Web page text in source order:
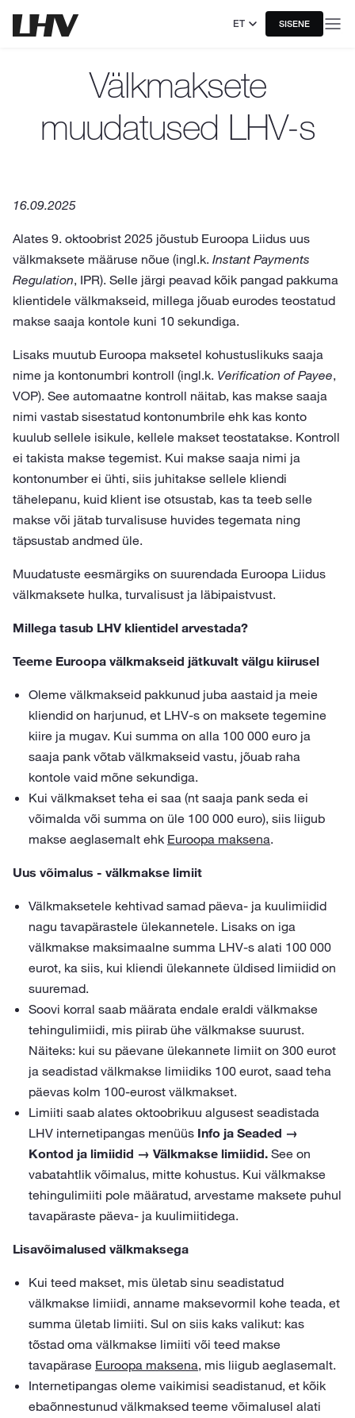
ET SISENE
Välkmaksete
muudatused LHV-s
16.09.2025
Alates 9. oktoobrist 2025 jõustub Euroopa Liidus uus
välkmaksete määruse nõue (ingl.k. Instant Payments
Regulation, IPR). Selle järgi peavad kõik pangad pakkuma
klientidele välkmakseid, millega jõuab eurodes teostatud
makse saaja kontole kuni 10 sekundiga.
Lisaks muutub Euroopa maksetel kohustuslikuks saaja
nime ja kontonumbri kontroll (ingl.k. Verification of Payee,
VOP). See automaatne kontroll näitab, kas makse saaja
nimi vastab sisestatud kontonumbrile ehk kas konto
kuulub sellele isikule, kellele makset teostatakse. Kontroll
ei takista makse tegemist. Kui makse saaja nimi ja
kontonumber ei ühti, siis juhitakse sellele kliendi
tähelepanu, kuid klient ise otsustab, kas ta teeb selle
makse või jätab turvalisuse huvides tegemata ning
täpsustab andmed üle.
Muudatuste eesmärgiks on suurendada Euroopa Liidus
välkmaksete hulka, turvalisust ja läbipaistvust.
Millega tasub LHV klientidel arvestada?
Teeme Euroopa välkmakseid jätkuvalt välgu kiirusel
Oleme välkmakseid pakkunud juba aastaid ja meie
kliendid on harjunud, et LHV-s on maksete tegemine
kiire ja mugav. Kui summa on alla 100 000 euro ja
saaja pank võtab välkmakseid vastu, jõuab raha
kontole vaid mõne sekundiga.
Kui välkmakset teha ei saa (nt saaja pank seda ei
võimalda või summa on üle 100 000 euro), siis liigub
makse aeglasemalt ehk Euroopa maksena.
Uus võimalus - välkmakse limiit
Välkmaksetele kehtivad samad päeva- ja kuulimiidid
nagu tavapärastele ülekannetele. Lisaks on iga
välkmakse maksimaalne summa LHV-s alati 100 000
eurot, ka siis, kui kliendi ülekannete üldised limiidid on
suuremad.
Soovi korral saab määrata endale eraldi välkmakse
tehingulimiidi, mis piirab ühe välkmakse suurust.
Näiteks: kui su päevane ülekannete limiit on 300 eurot
ja seadistad välkmakse limiidiks 100 eurot, saad teha
päevas kolm 100-eurost välkmakset.
Limiiti saab alates oktoobrikuu algusest seadistada
LHV internetipangas menüüs Info ja Seaded →
Kontod ja limiidid → Välkmakse limiidid. See on
vabatahtlik võimalus, mitte kohustus. Kui välkmakse
tehingulimiiti pole määratud, arvestame maksete puhul
tavapäraste päeva- ja kuulimiitidega.
Lisavõimalused välkmaksega
Kui teed makset, mis ületab sinu seadistatud
välkmakse limiidi, anname maksevormil kohe teada, et
summa ületab limiiti. Sul on siis kaks valikut: kas
tõstad oma välkmakse limiiti või teed makse
tavapärase Euroopa maksena, mis liigub aeglasemalt.
Internetipangas oleme vaikimisi seadistanud, et kõik
ebaõnnestunud välkmaksed teeme võimalusel alati